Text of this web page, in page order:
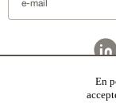
est une
En